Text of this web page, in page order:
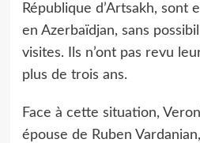
République d’Artsakh, sont
en Azerbaïdjan, sans
visites. Ils n’ont pas revu
plus de trois ans.
Face à cette situation,
épouse de Ruben